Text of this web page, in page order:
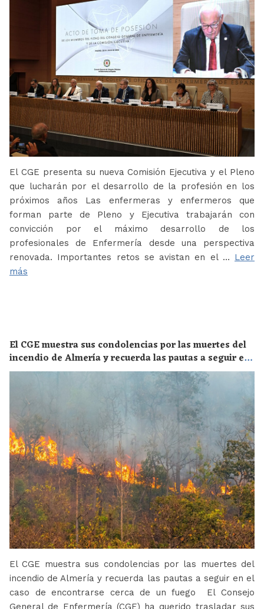
El CGE presenta su nueva Comisión Ejecutiva y el Pleno
que lucharán por el desarrollo de la profesión en los
próximos años Las enfermeras y enfermeros que
forman parte de Pleno y Ejecutiva trabajarán con
convicción por el máximo desarrollo de los
profesionales de Enfermería desde una perspectiva
renovada. Importantes retos se avistan en el … Leer
más
El CGE muestra sus condolencias por las muertes del
incendio de Almería y recuerda las pautas a seguir en
el caso de encontrarse cerca de un fuego
El CGE muestra sus condolencias por las muertes del
incendio de Almería y recuerda las pautas a seguir en el
caso de encontrarse cerca de un fuego El Consejo
General de Enfermería (CGE) ha querido trasladar sus